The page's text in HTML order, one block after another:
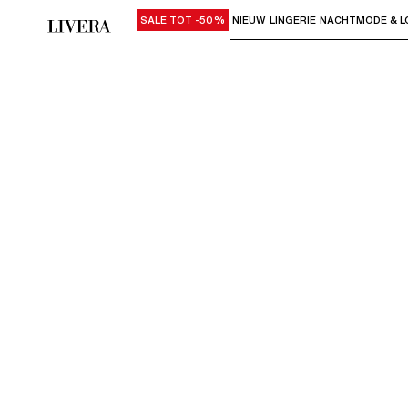
Gebruik "Pijl omlaag" of "Enter" om
SALE TOT -50% NIEUW LINGERIE NACHTMODE &